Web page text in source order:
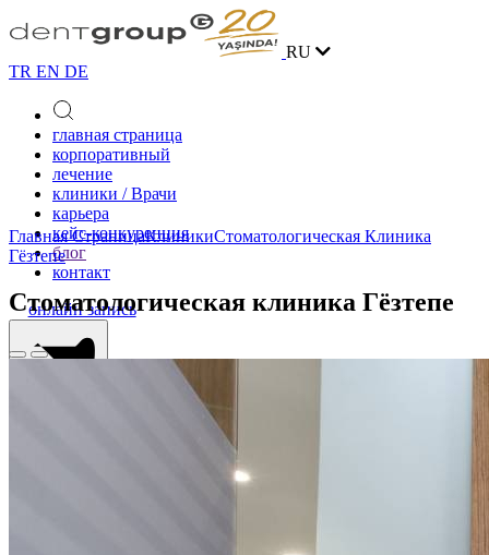
RU
TR EN DE
главная страница
корпоративный
лечение
клиники / Врачи
карьера
кейс-конкуренция
блог
контакт
онлайн запись
Главная СтраницаКлиникиСтоматологическая Клиника
Гёзтепе
Стоматологическая клиника Гёзтепе